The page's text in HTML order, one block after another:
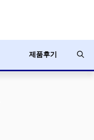
제품후기